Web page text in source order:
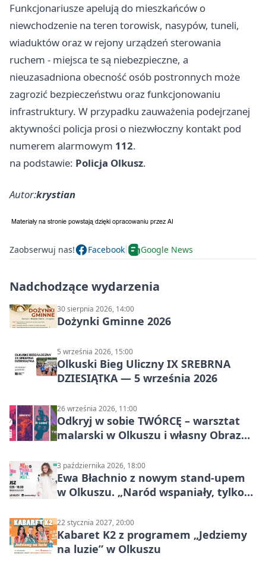
Funkcjonariusze apelują do mieszkańców o
niewchodzenie na teren torowisk, nasypów, tuneli,
wiaduktów oraz w rejony urządzeń sterowania
ruchem - miejsca te są niebezpieczne, a
nieuzasadniona obecność osób postronnych może
zagrozić bezpieczeństwu oraz funkcjonowaniu
infrastruktury. W przypadku zauważenia podejrzanej
aktywności policja prosi o niezwłoczny kontakt pod
numerem alarmowym 112.
na podstawie: Policja Olkusz.
Autor:krystian
Zaobserwuj nas! Facebook Google News
Nadchodzące wydarzenia
30 sierpnia 2026, 14:00
Dożynki Gminne 2026
5 września 2026, 15:00
Olkuski Bieg Uliczny IX SREBRNA
DZIESIĄTKA — 5 września 2026
26 września 2026, 11:00
Odkryj w sobie TWÓRCĘ – warsztat
malarski w Olkuszu i własny Obraz
3 października 2026, 18:00
Ewa Błachnio z nowym stand-upem
w Olkuszu. „Naród wspaniały, tylko
22 stycznia 2027, 20:00
Kabaret K2 z programem „Jedziemy
na luzie” w Olkuszu